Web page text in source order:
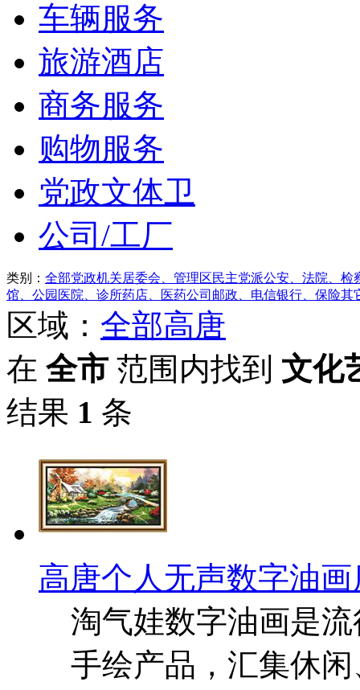
车辆服务
旅游酒店
商务服务
购物服务
党政文体卫
公司/工厂
类别： 全部党政机关居委会、管理区民主党派公安、法院、检
馆、公园 医院、诊所药店、医药公司 邮政、电信银行、保险其
区域： 全部高唐
在 全市 范围内找到 文化
结果 1 条
高唐个人无声数字油画
淘气娃数字油画是
手绘产品，汇集休